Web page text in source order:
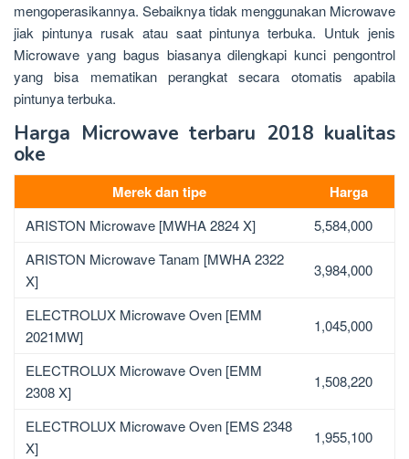
mengoperasikannya. Sebaiknya tidak menggunakan Microwave
jiak pintunya rusak atau saat pintunya terbuka. Untuk jenis
Microwave yang bagus biasanya dilengkapi kunci pengontrol
yang bisa mematikan perangkat secara otomatis apabila
pintunya terbuka.
Harga Microwave terbaru 2018 kualitas
oke
Merek dan tipe Harga
ARISTON Microwave [MWHA 2824 X]
5,584,000
ARISTON Microwave Tanam [MWHA 2322
X]
3,984,000
ELECTROLUX Microwave Oven [EMM
2021MW]
1,045,000
ELECTROLUX Microwave Oven [EMM
2308 X]
1,508,220
ELECTROLUX Microwave Oven [EMS 2348
X]
1,955,100